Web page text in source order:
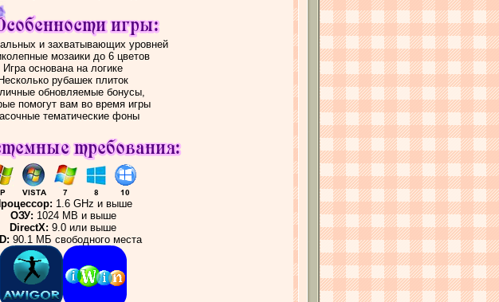
и захватывающих уровней
мозаики до 6 цветов
Игра основана на логике
рубашек плиток
обновляемые бонусы,
помогут вам во время игры
тематические фоны
1.6 GHz и выше
ОЗУ: 1024 MB и выше
DirectX: 9.0 или выше
90.1 МБ свободного места